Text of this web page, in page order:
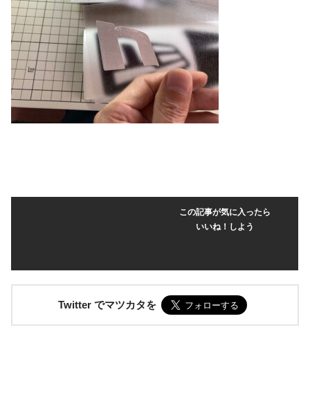
この記事が気に入ったら
いいね！しよう
Twitter でマツカタを